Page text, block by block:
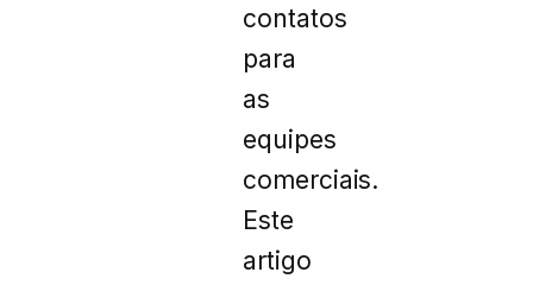
contatos
para
as
equipes
comerciais.
Este
artigo